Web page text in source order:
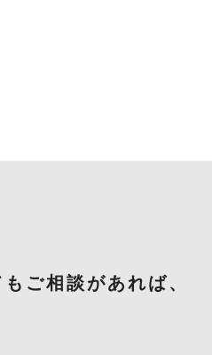
ご相談があれば、